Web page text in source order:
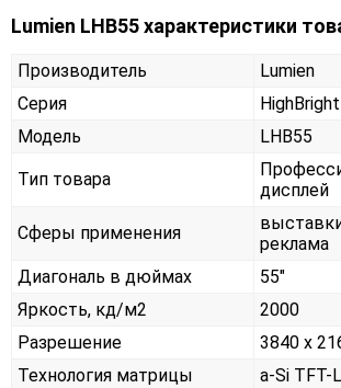
Lumien LHB55 характеристики
Производитель
Lumien
Серия
Модель
LHB55
Тип товара
дисплей
Сферы применения
реклама
Диагональ в дюймах
55"
Яркость, кд/м2
2000
Разрешение
3840 x
Технология матрицы
a-Si TFT-